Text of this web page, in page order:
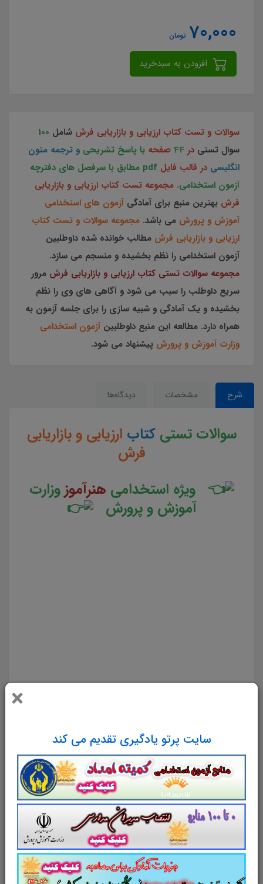
×
سایت پرتو یادگیری تقدیم می کند
70,000 تومان
سوالات و تست کتاب ارزیابی و بازاریابی فرش شامل 100
سوال تستی در 44 صفحه با پاسخ تشریحی و ترجمه متون
انگلیسی در قالب فایل
pdf مطابق با سرفصل های دفترچه
آزمون استخدامی. مجموعه تست کتاب ارزیابی و بازاریابی
فرش بهترین منبع برای آمادگی آزمون های استخدامی
آموزش و پرورش می باشد. مجموعه سوالات و تست کتاب
ارزیابی و بازاریابی فرش مطالب خوانده شده داوطلبین
آزمون استخدامی را نظم بخشیده و منسجم می سازد.
مجموعه سوالات تستی کتاب ارزیابی و بازاریابی فرش مرور
سریع داوطلب را سبب می شود و آگاهی های وی را نظم
بخشیده و یک آمادگی و شبیه سازی را برای جلسه آزمون به
همراه دارد. مطالعه این منبع داوطلبین آزمون استخدامی
وزارت آموزش و پرورش پیشنهاد می شود.
شرح مشخصات دیدگاه‌ها
سوالات تستی کتاب ارزیابی و بازاریابی
فرش
ویژه استخدامی هنرآموزوزارت
آموزش و پرورش
سوالات و تست کتابارزیابی و بازاریابی
فرششامل100تست در44صفحهبا پاسخ
و ترجمه متون انگلیسیدر قالب فایل
pdf. بهترین منبع برای آزمون های استخدامی می
باشد.جزوه سوالات تستی کتابارزیابی و
بازاریابی فرش
مطالب خوانده شده داوطلبین
آزمون استخدامی را نظم بخشیده و منسجم می
سازد. این مجموعهمرور سریع داوطلب را سبب